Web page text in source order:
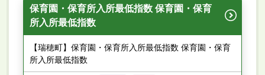
保育園・保育所入所最低指数 保育園・保育
所入所最低指数
【瑞穂町】保育園・保育所入所最低指数 保育園・保育
所入所最低指数